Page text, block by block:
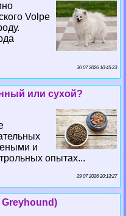
Volpe
30 07 2026 10:45:23
или сухой?
и
опытах...
29 07 2026 20:13:27
Greyhound)